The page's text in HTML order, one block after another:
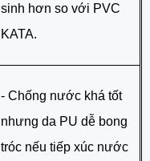
sinh hơn so với PVC
KATA.
- Chống nước khá tốt
nhưng da PU dễ bong
tróc nếu tiếp xúc nước